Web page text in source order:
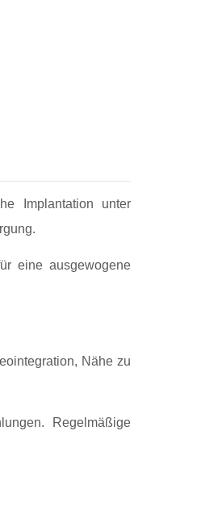
Implantation unter
eine ausgewogene
Nähe zu
Regelmäßige